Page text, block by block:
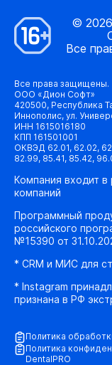
©
Все
Все права защищены.
ООО «Дион Софт»
420500, Республика
Иннополис, ул.
ИНН 1615016180
КПП 161501001
ОКВЭД 62.01, 62.02,
82.99, 85.41, 85.42,
Компания входит
компаний
Программный
российского
№15390 от
* CRM и МИС для
* Instagram
признана в РФ
Политика
Политика
DentalPRO